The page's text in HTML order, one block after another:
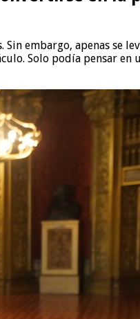
embargo, apenas se
Solo podía pensar en